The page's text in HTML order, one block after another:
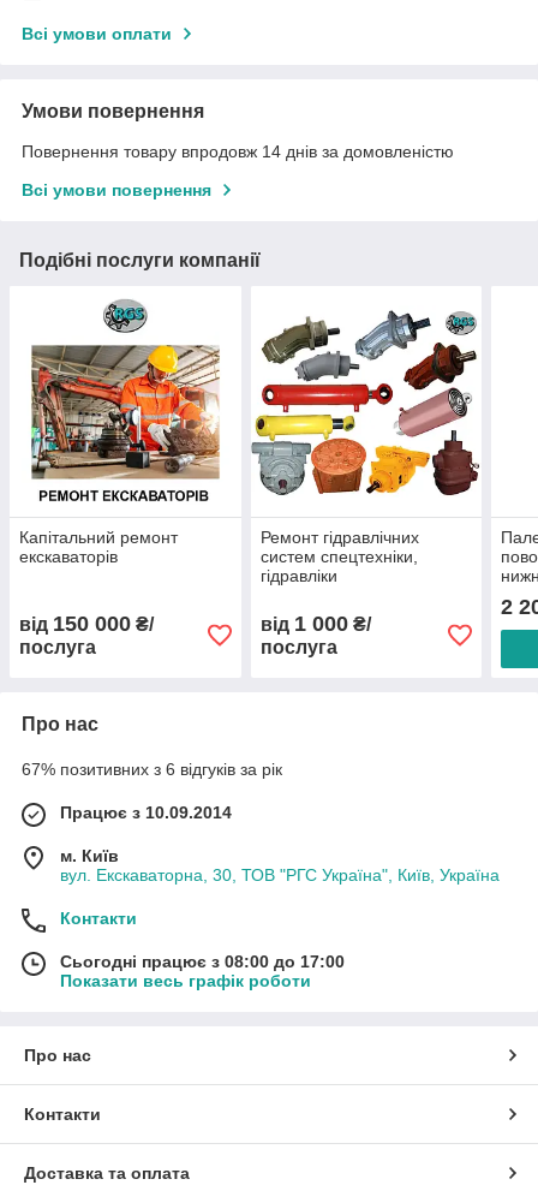
Всі умови оплати
Умови повернення
Повернення товару впродовж 14 днів за домовленістю
Всі умови повернення
Подібні послуги компанії
Капітальний ремонт
екскаваторів
від 150 000 ₴/
послуга
Ремонт гідравлічних
систем спецтехніки,
гідравліки
від 1 000₴/
послуга
2
Про нас
67% позитивних з 6 відгуків за рік
Працює з 10.09.2014
м. Київ
вул. Екскаваторна, 30, ТОВ "РГС Україна", Київ, Україна
Контакти
Сьогодні працює з 08:00 до 17:00
Показати весь графік роботи
Про нас
Контакти
Доставка та оплата